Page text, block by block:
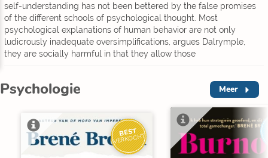
self-understanding has not been bettered by the false promises
of the different schools of psychological thought. Most
psychological explanations of human behavior are not only
ludicrously inadequate oversimplifications, argues Dalrymple,
they are socially harmful in that they allow those
Psychologie Meer
BEST
VERKOCHT